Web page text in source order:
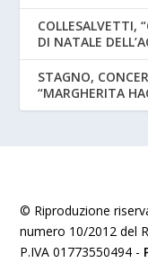
COLLESALVETTI,
DI NATALE
STAGNO,
“MARGHERITA
© Riproduzione
numero 10/2012 del
P.IVA 01773550494 -